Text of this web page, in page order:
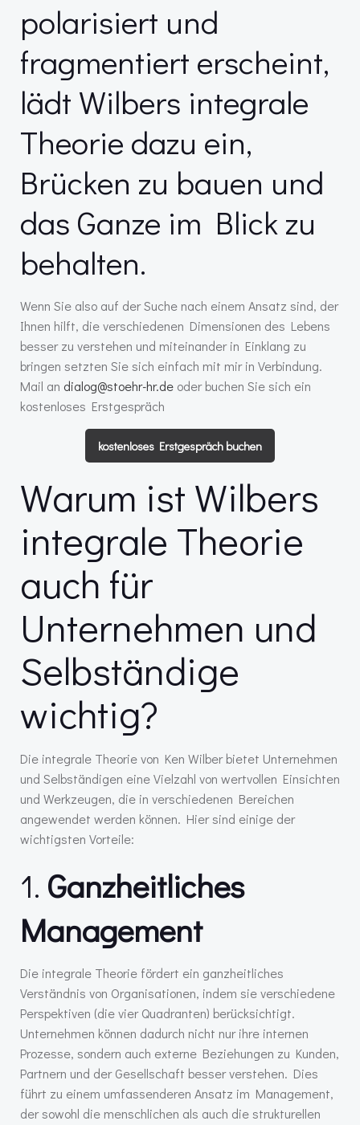
polarisiert und
fragmentiert erscheint,
lädt Wilbers integrale
Theorie dazu ein,
Brücken zu bauen und
das Ganze im Blick zu
behalten.
Wenn Sie also auf der Suche nach einem Ansatz sind, der
Ihnen hilft, die verschiedenen Dimensionen des Lebens
besser zu verstehen und miteinander in Einklang zu
bringen setzten Sie sich einfach mit mir in Verbindung.
Mail an dialog@stoehr-hr.de oder buchen Sie sich ein
kostenloses Erstgespräch
kostenloses Erstgespräch buchen
Warum ist Wilbers
integrale Theorie
auch für
Unternehmen und
Selbständige
wichtig?
Die integrale Theorie von Ken Wilber bietet Unternehmen
und Selbständigen eine Vielzahl von wertvollen Einsichten
und Werkzeugen, die in verschiedenen Bereichen
angewendet werden können. Hier sind einige der
wichtigsten Vorteile:
1. Ganzheitliches
Management
Die integrale Theorie fördert ein ganzheitliches
Verständnis von Organisationen, indem sie verschiedene
Perspektiven (die vier Quadranten) berücksichtigt.
Unternehmen können dadurch nicht nur ihre internen
Prozesse, sondern auch externe Beziehungen zu Kunden,
Partnern und der Gesellschaft besser verstehen. Dies
führt zu einem umfassenderen Ansatz im Management,
der sowohl die menschlichen als auch die strukturellen